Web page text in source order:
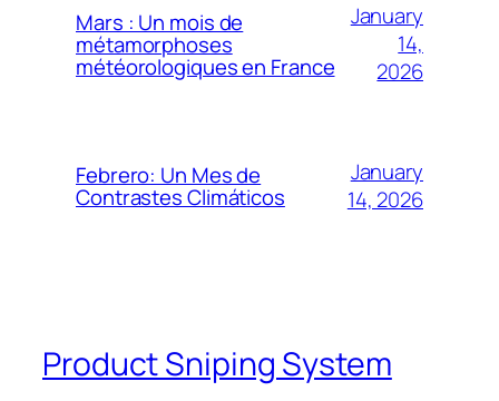
Mars : Un mois de
métamorphoses
météorologiques en France
January
14,
2026
Febrero: Un Mes de
Contrastes Climáticos
January
14, 2026
Product Sniping System